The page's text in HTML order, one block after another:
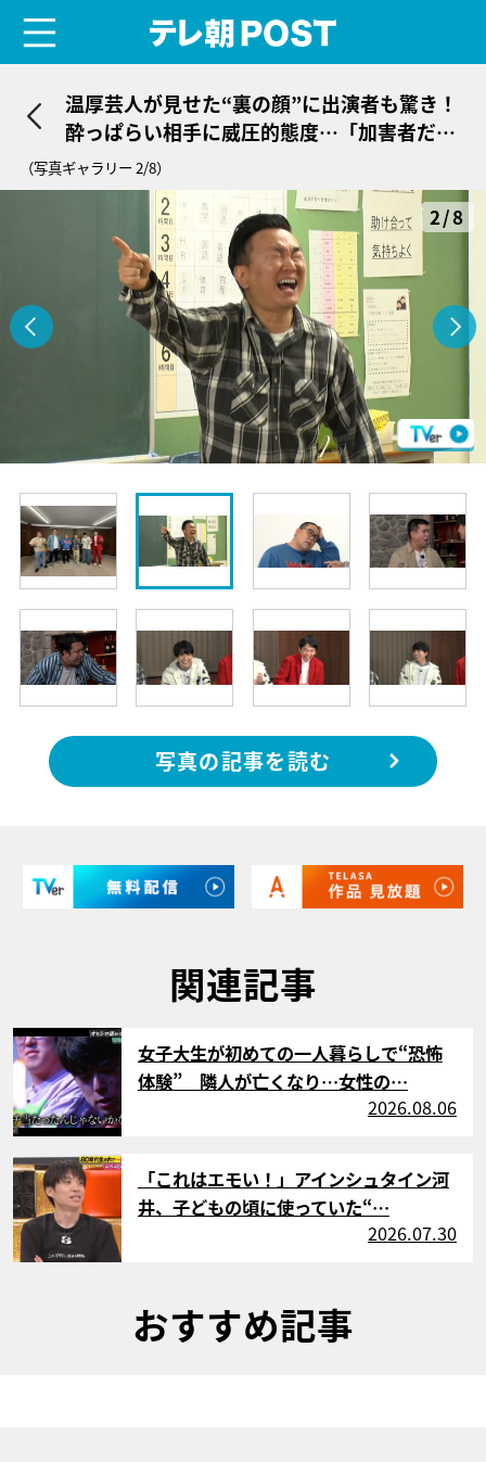
温厚芸人が見せた“裏の顔”に出演者も驚き！
酔っぱらい相手に威圧的態度…「加害者だよ
（笑）」
（写真ギャラリー 2/8）
2/8
写真の記事を読む
関連記事
サムネイル
女子大生が初めての一人暮らしで“恐怖
体験” 隣人が亡くなり…女性の…
2026.08.06
サムネイル
「これはエモい！」アインシュタイン河
井、子どもの頃に使っていた“…
2026.07.30
おすすめ記事